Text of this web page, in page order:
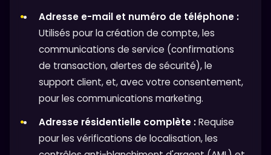
Adresse e-mail et numéro de téléphone :
Utilisés pour la création de compte, les
communications de service (confirmations
de transaction, alertes de sécurité), le
support client, et, avec votre consentement,
pour les communications marketing.
Adresse résidentielle complète :Requise
pour les vérifications de localisation, les